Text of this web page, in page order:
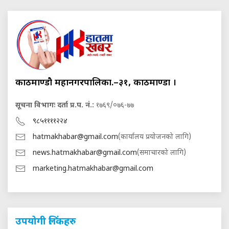
काठमाण्डौ महानगरपालिका.–३१, काठमाण्डौं ।
सूचना विभागः दर्ता प्र.प. नं.: १७६९/०७६-७७
९८५११११२२४
hatmakhabar@gmail.com(कार्यालय प्रयोजनको लागि)
news.hatmakhabar@gmail.com(समाचारको लागि)
marketing.hatmakhabar@gmail.com
उपयोगी लिंकहरु